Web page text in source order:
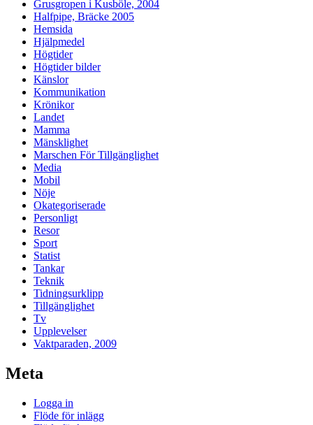
Grusgropen i Kusböle, 2004
Halfpipe, Bräcke 2005
Hemsida
Hjälpmedel
Högtider
Högtider bilder
Känslor
Kommunikation
Krönikor
Landet
Mamma
Mänsklighet
Marschen För Tillgänglighet
Media
Mobil
Nöje
Okategoriserade
Personligt
Resor
Sport
Statist
Tankar
Teknik
Tidningsurklipp
Tillgänglighet
Tv
Upplevelser
Vaktparaden, 2009
Meta
Logga in
Flöde för inlägg